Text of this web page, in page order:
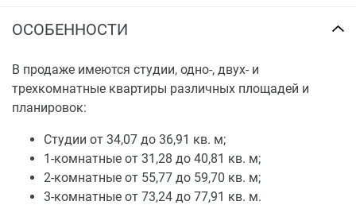
ОСОБЕННОСТИ
В продаже имеются студии, одно-, двух- и
трехкомнатные квартиры различных площадей и
планировок:
Студии от 34,07 до 36,91 кв. м;
1-комнатные от 31,28 до 40,81 кв. м;
2-комнатные от 55,77 до 59,70 кв. м;
3-комнатные от 73,24 до 77,91 кв. м.